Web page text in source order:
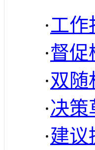
·工作
·督促
·双随
·决策
·建议